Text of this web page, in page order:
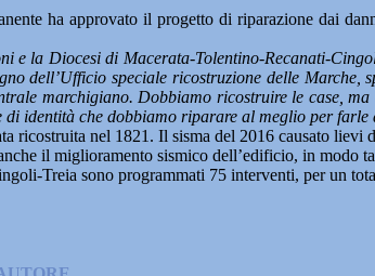
ha approvato il progetto di riparazione dai
e la Diocesi di Macerata-Tolentino-Recanati-
dell’Ufficio speciale ricostruzione delle
marchigiano. Dobbiamo ricostruire le case,
identità che dobbiamo riparare al meglio per farle
ricostruita nel 1821. Il sisma del 2016 causato
il miglioramento sismico dell’edificio, in modo
Treia sono programmati 75 interventi, per un